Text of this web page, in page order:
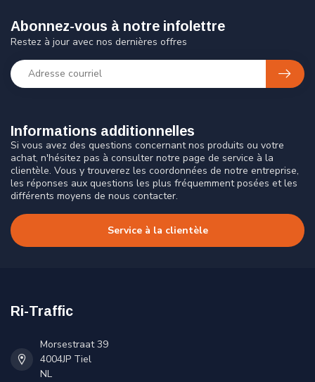
Informations additionnelles
Si vous avez des questions concernant nos produits ou votre
achat, n'hésitez pas à consulter notre page de service à la
clientèle. Vous y trouverez les coordonnées de notre entreprise,
les réponses aux questions les plus fréquemment posées et les
différents moyens de nous contacter.
Service à la clientèle
Abonnez-vous à notre infolettre
Restez à jour avec nos dernières offres
Ri-Traffic
Morsestraat 39
4004JP Tiel
NL